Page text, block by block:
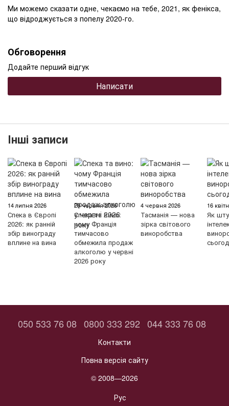
Ми можемо сказати одне, чекаємо на тебе, 2021, як фенікса,
що відроджується з попелу 2020-го.
Обговорення
Додайте перший відгук
Написати
Інші записи
14 липня 2026
Спека в Європі
2026: як ранній
збір винограду
вплине на вина
29 червня 2026
Спека та вино:
чому Франція
тимчасово
обмежила продаж
алкоголю у червні
2026 року
4 червня 2026
Тасманія — нова
зірка світового
виноробства
16
Як
050 533 76 08 0800 333 292 044 333 76 08
Контакти
Повна версія сайту
© 2008—2026
Рус